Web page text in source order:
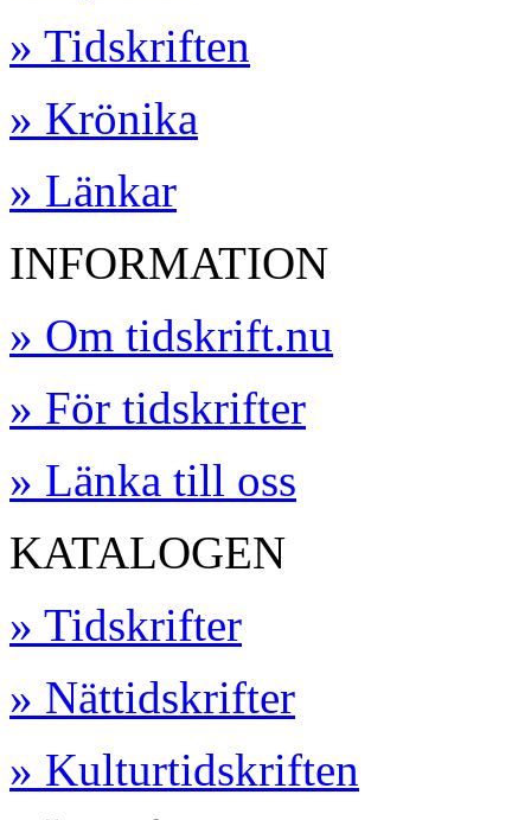
» Tidskriften
» Krönika
» Länkar
INFORMATION
» Om tidskrift.nu
» För tidskrifter
» Länka till oss
KATALOGEN
» Tidskrifter
» Nättidskrifter
» Kulturtidskriften